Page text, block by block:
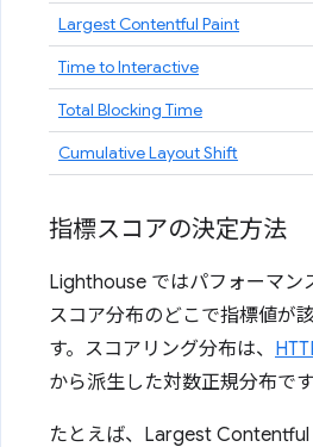
Largest Contentful Paint
Time to Interactive
Total Blocking Time
Cumulative Layout Shift
指標スコアの決定方法
Lighthouse ではパフォーマン
スコア分布のどこで指標値が
す。スコアリング分布は、
から派生した対数正規分布です
たとえば、Largest